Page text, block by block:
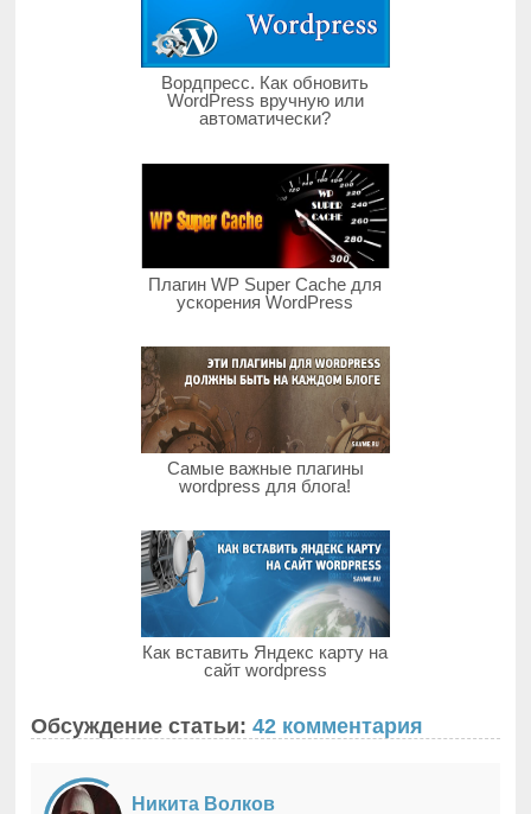
Вордпресс. Как обновить
WordPress вручную или
автоматически?
Плагин WP Super Cache для
ускорения WordPress
Самые важные плагины
wordpress для блога!
Как вставить Яндекс карту на
сайт wordpress
Обсуждение статьи:42 комментария
Никита Волков